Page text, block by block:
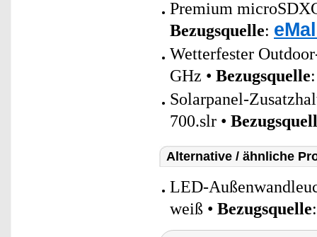
Premium
Bezugsquelle:
Wetterfester
GHz • Bezugsquelle
Solarpanel-
700.slr •
Alternative / ähnliche
LED-
weiß • Bezugsquelle